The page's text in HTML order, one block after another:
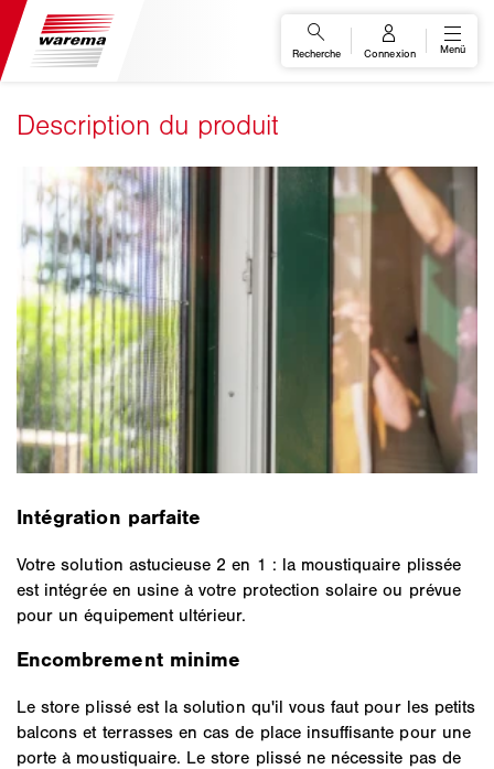
Intégration parfaite
Votre solution astucieuse 2 en 1 : la moustiquaire plissée
est intégrée en usine à votre protection solaire ou prévue
pour un équipement ultérieur.
Encombrement minime
Le store plissé est la solution qu'il vous faut pour les petits
balcons et terrasses en cas de place insuffisante pour une
porte à moustiquaire. Le store plissé ne nécessite pas de